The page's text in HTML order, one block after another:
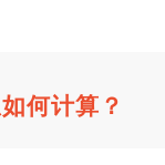
何计算？